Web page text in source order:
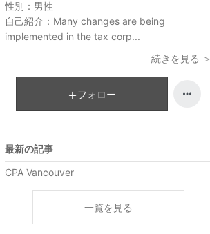
性別： 男性
自己紹介： Many changes are being
implemented in the tax corp...
続きを見る ＞
フォロー
最新の記事
CPA Vancouver
一覧を見る